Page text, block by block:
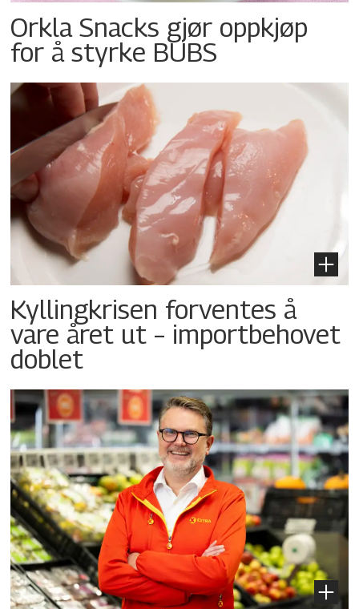
Orkla Snacks gjør oppkjøp
for å styrke BUBS
Kyllingkrisen forventes å
vare året ut – importbehovet
doblet